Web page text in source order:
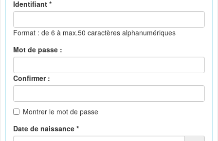
Identifiant *
Format : de 6 à max.50 caractères alphanumériques
Mot de passe :
Confirmer :
Montrer le mot de passe
Date de naissance *